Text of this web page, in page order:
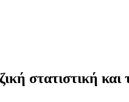
στατιστική